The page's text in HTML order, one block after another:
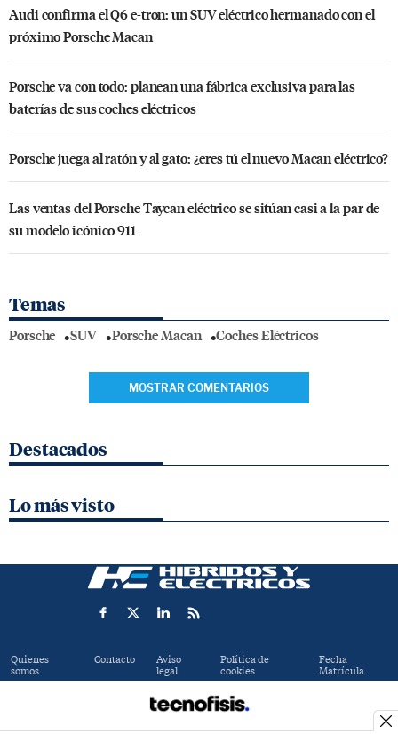
Audi confirma el Q6 e-tron: un SUV eléctrico hermanado con el
próximo Porsche Macan
Porsche va con todo: planean una fábrica exclusiva para las
baterías de sus coches eléctricos
Porsche juega al ratón y al gato: ¿eres tú el nuevo Macan eléctrico?
Las ventas del Porsche Taycan eléctrico se sitúan casi a la par de
su modelo icónico 911
Temas
Porsche SUV Porsche Macan Coches Eléctricos
MOSTRAR COMENTARIOS
Destacados
Lo más visto
Quienes
somos
Contacto Aviso
legal
Política de
cookies
Fecha
Matrícula